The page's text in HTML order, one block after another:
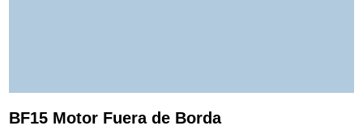
BF15 Motor Fuera de Borda